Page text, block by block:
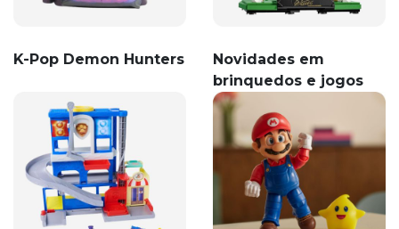
K-Pop Demon Hunters
Novidades em
brinquedos e jogos